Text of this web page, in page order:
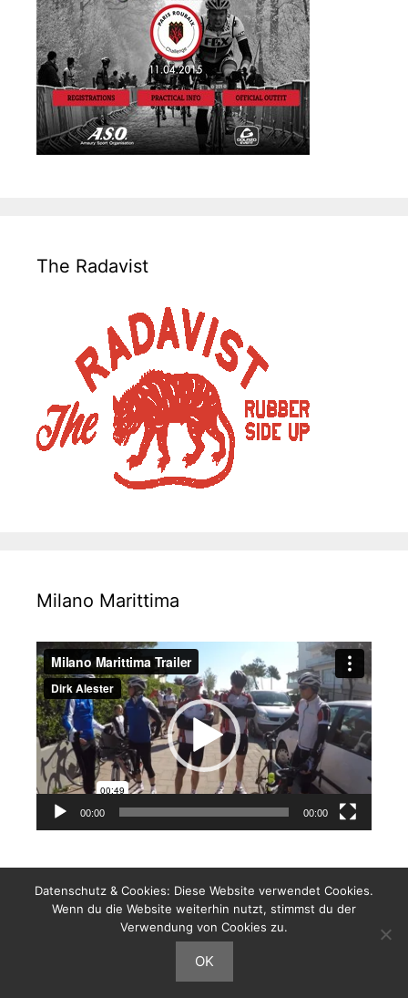
The Radavist
Milano Marittima
Video-
Player
00:00 00:00
Impressum / Datenschutzerklärung
GeneratePress
Datenschutz & Cookies: Diese Website verwendet Cookies.
Wenn du die Website weiterhin nutzt, stimmst du der
Verwendung von Cookies zu.
OK